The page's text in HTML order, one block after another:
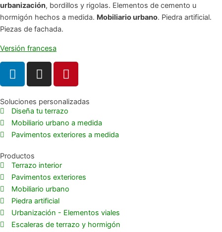
urbanización, bordillos y rigolas. Elementos de cemento u
hormigón hechos a medida. Mobiliario urbano. Piedra artificial.
Piezas de fachada.
Versión francesa
L
i
k
e
d
i
n
I
n
t
a
g
r
m
P
i
t
e
r
e
Soluciones personalizadas
Diseña tu terrazo
Mobiliario urbano a medida
Pavimentos exteriores a medida
Productos
Terrazo interior
Pavimentos exteriores
Mobiliario urbano
Piedra artificial
Urbanización - Elementos viales
Escaleras de terrazo y hormigón